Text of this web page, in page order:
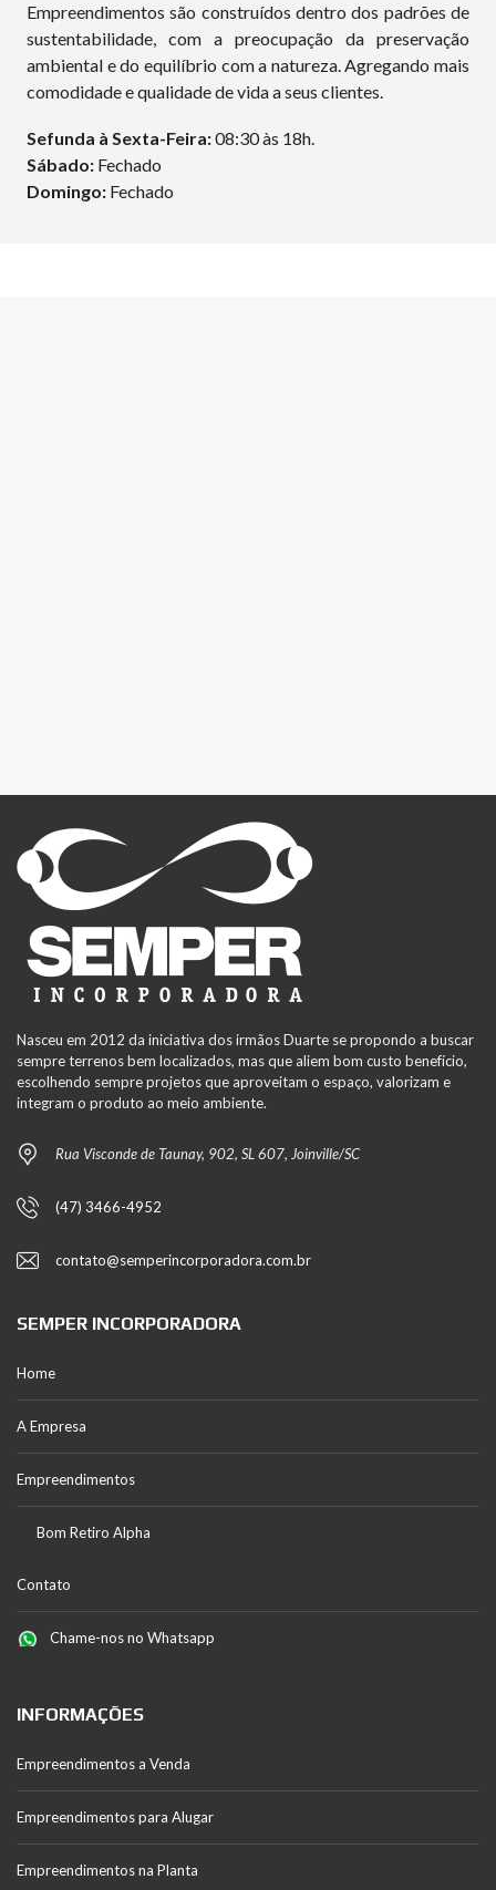
Empreendimentos são construídos dentro dos padrões de
sustentabilidade, com a preocupação da preservação
ambiental e do equilíbrio com a natureza. Agregando mais
comodidade e qualidade de vida a seus clientes.
Sefunda à Sexta-Feira:08:30 às 18h.
Sábado: Fechado
Domingo: Fechado
Nasceu em 2012 da iniciativa dos irmãos Duarte se propondo a buscar
sempre terrenos bem localizados, mas que aliem bom custo benefício,
escolhendo sempre projetos que aproveitam o espaço, valorizam e
integram o produto ao meio ambiente.
Rua Visconde de Taunay, 902, SL 607, Joinville/SC
(47) 3466-4952
contato@semperincorporadora.com.br
SEMPER INCORPORADORA
Home
A Empresa
Empreendimentos
Bom Retiro Alpha
Contato
Chame-nos no Whatsapp
INFORMAÇÕES
Empreendimentos a Venda
Empreendimentos para Alugar
Empreendimentos na Planta